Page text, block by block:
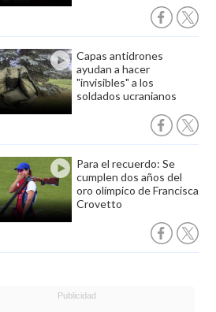
Capas antidrones
ayudan a hacer
"invisibles" a los
soldados ucranianos
Para el recuerdo: Se
cumplen dos años del
oro olímpico de Francisca
Crovetto